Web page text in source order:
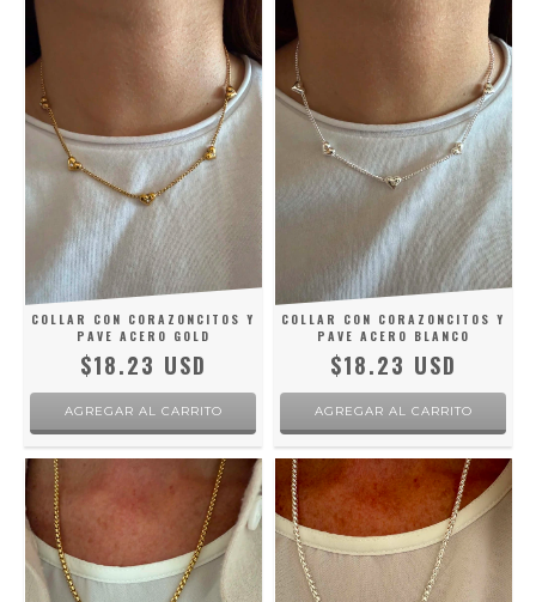
COLLAR CON CORAZONCITOS Y
PAVE ACERO GOLD
$18.23 USD
COLLAR CON CORAZONCITOS Y
PAVE ACERO BLANCO
$18.23 USD